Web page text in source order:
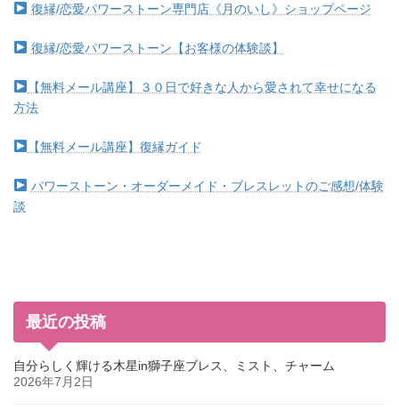
復縁/恋愛パワーストーン専門店《月のいし》ショップページ
復縁/恋愛パワーストーン【お客様の体験談】
【無料メール講座】３０日で好きな人から愛されて幸せになる
方法
【無料メール講座】復縁ガイド
パワーストーン・オーダーメイド・ブレスレットのご感想/体験
談
最近の投稿
自分らしく輝ける木星in獅子座ブレス、ミスト、チャーム
2026年7月2日